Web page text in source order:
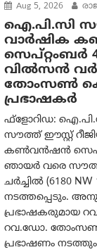
Aug 5, 2026
ഐ.പി.സി
വാർഷിക
സെപ്റ്റംബർ
വിൽസൻ
തോംസൺ
പ്രഭാഷകർ
ഫ്ളോറിഡ:
സൗത്ത് ഈസ്റ്റ്
കൺവൻഷൻ
ഞായർ വരെ
ചർച്ചിൽ (6180 NW
നടത്തപ്പെടും.
പ്രഭാഷകരുമായ
റവ.ഡോ. തോംസൺ
പ്രഭാഷണം